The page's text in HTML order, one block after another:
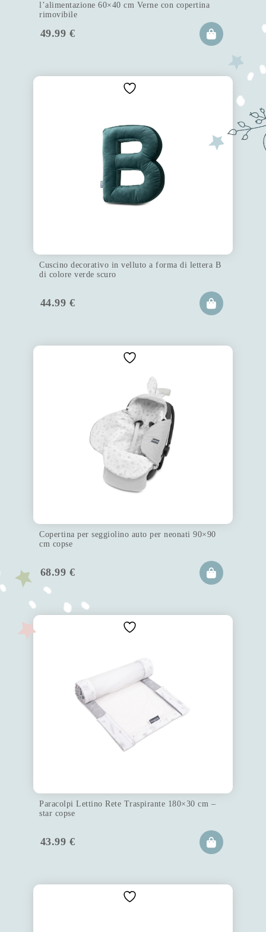
l’alimentazione 60×40 cm Verne con copertina
rimovibile
49.99 €
Cuscino decorativo in velluto a forma di lettera B
di colore verde scuro
44.99 €
Copertina per seggiolino auto per neonati 90×90
cm copse
68.99 €
Paracolpi Lettino Rete Traspirante 180×30 cm –
star copse
43.99 €